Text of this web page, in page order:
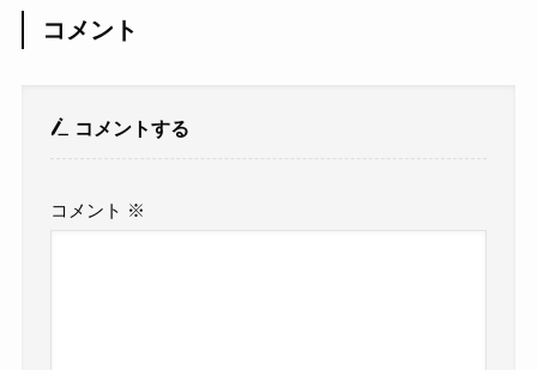
コメント
コメントする
コメント ※